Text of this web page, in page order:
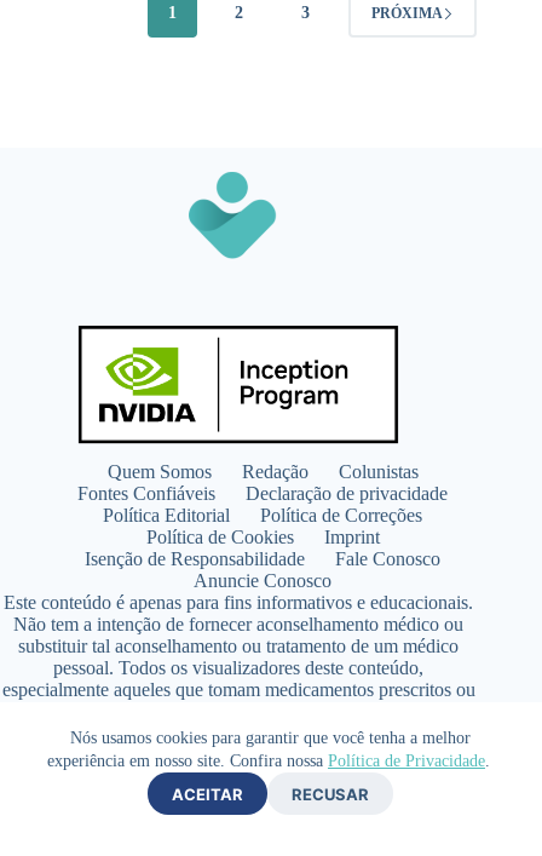
Nós usamos cookies para garantir que você tenha a melhor
experiência em nosso site. Confira nossa Política de Privacidade.
ACEITAR RECUSAR
1 2 3 PRÓXIMA
Quem Somos Redação
Colunistas
Fontes Confiáveis
Declaração de privacidade
Política Editorial
Política de Correções
Política de Cookies
Imprint
Isenção de Responsabilidade
Fale Conosco
Anuncie Conosco
Este conteúdo é apenas para fins informativos e educacionais.
Não tem a intenção de fornecer aconselhamento médico ou
substituir tal aconselhamento ou tratamento de um médico
pessoal. Todos os visualizadores deste conteúdo,
especialmente aqueles que tomam medicamentos prescritos ou
qualquer programa de nutrição, suplementação ou estilo de
vida.
Copyright © 2026 - SaúdeLAB.com pertence ao grupo
VKCF Soluções Digitais Ltda - CNPJ n° 43.726.917/0001-80